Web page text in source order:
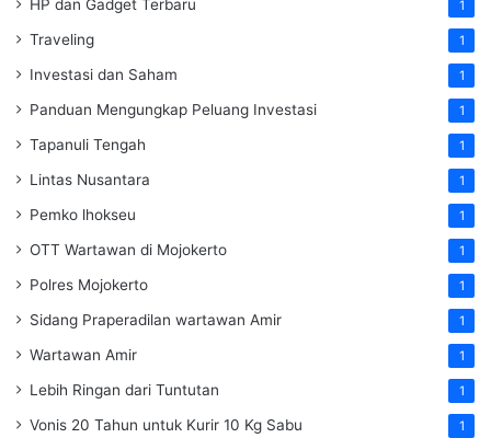
HP dan Gadget Terbaru 1
Traveling 1
Investasi dan Saham 1
Panduan Mengungkap Peluang Investasi 1
Tapanuli Tengah 1
Lintas Nusantara 1
Pemko lhokseu 1
OTT Wartawan di Mojokerto 1
Polres Mojokerto 1
Sidang Praperadilan wartawan Amir 1
Wartawan Amir 1
Lebih Ringan dari Tuntutan 1
Vonis 20 Tahun untuk Kurir 10 Kg Sabu 1